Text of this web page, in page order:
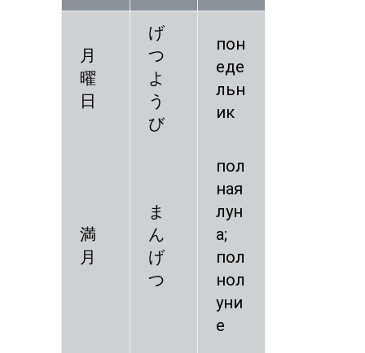
月
曜
日
げ
つ
よ
う
び
пон
еде
льн
ик
満
月
ま
ん
げ
つ
пол
ная
лун
а;
пол
нол
уни
е